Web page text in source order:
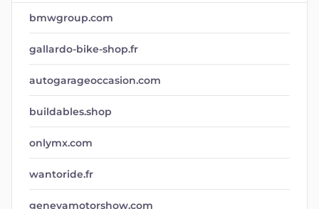
bmwgroup.com
gallardo-bike-shop.fr
autogarageoccasion.com
buildables.shop
onlymx.com
wantoride.fr
genevamotorshow.com